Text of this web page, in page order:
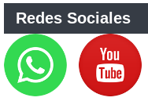
Redes Sociales